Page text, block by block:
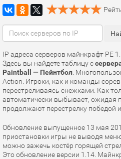
IP адреса серверов майнкрафт PE
Здесь вы найдете таблицу с
Paintball — Пейнтбол .
Action. Игроки, как и команды
перестреливаясь снежками. Как
автоматически выбывает, ожидая
продолжают перестрелку победой
Обновление выпущенное 13 мая
приостановки игры не выводя
можно зажечь костёр горящей
Это обновление версии 1.14.